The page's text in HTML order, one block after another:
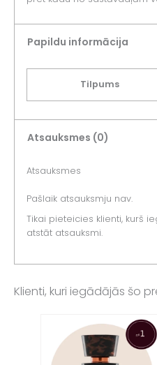
Papildu informācija
Tilpums
Atsauksmes (0)
Atsauksmes
Pašlaik atsauksmju nav.
Tikai pieteicies klienti, kurš
atstāt atsauksmi.
Klienti, kuri iegādājās šo